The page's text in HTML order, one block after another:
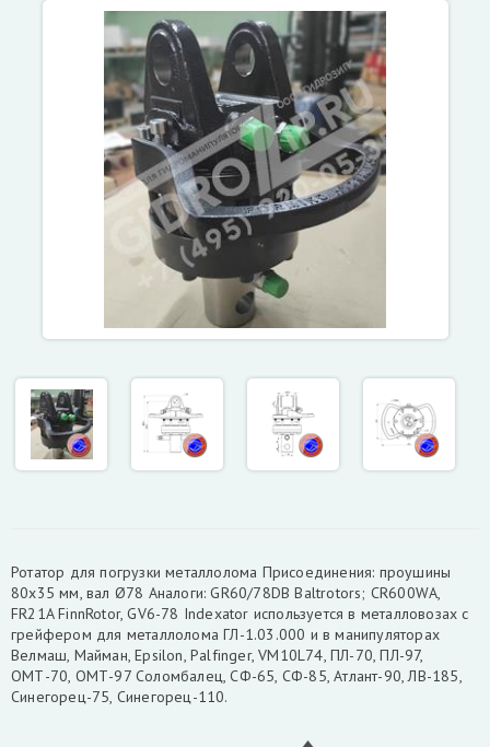
Ротатор для погрузки металлолома Присоединения: проушины
80x35 мм, вал Ø78 Аналоги: GR60/78DB Baltrotors; CR600WA,
FR21A FinnRotor, GV6-78 Indexator используется в металловозах с
грейфером для металлолома ГЛ-1.03.000 и в манипуляторах
Велмаш, Майман, Epsilon, Palfinger, VM10L74, ПЛ-70, ПЛ-97,
ОМТ-70, ОМТ-97 Соломбалец, СФ-65, СФ-85, Атлант-90, ЛВ-185,
Синегорец-75, Синегорец-110.